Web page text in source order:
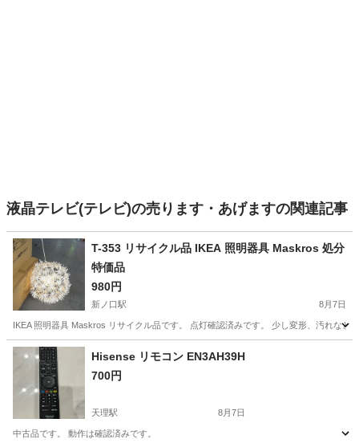
液晶テレビ(テレビ)の売ります・あげますの関連記事
T-353 リサイクル品 IKEA 照明器具 Maskros 処分
特価品
980円
新ノ口駅 8月7日
IKEA 照明器具 Maskros リサイクル品です。 点灯確認済みです。 少し変形、汚れ
奈良 橿原市
Hisense リモコン EN3AH39H
700円
天理駅 8月7日
中古品です。 動作は確認済みです。